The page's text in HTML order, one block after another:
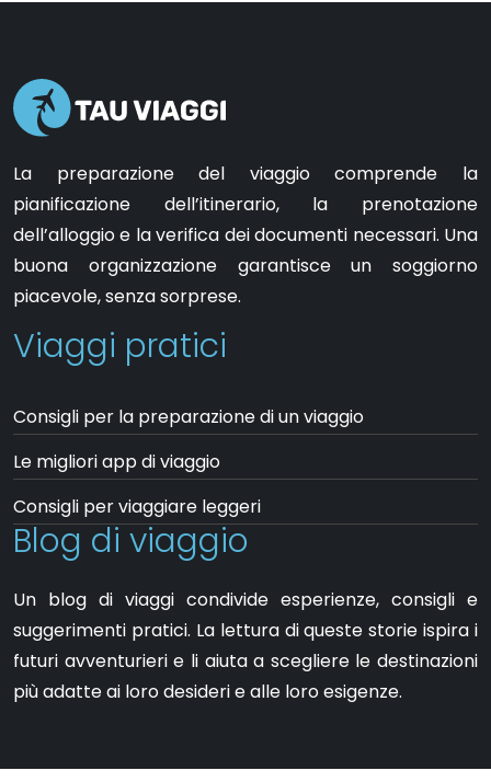
La preparazione del viaggio comprende la
pianificazione dell’itinerario, la prenotazione
dell’alloggio e la verifica dei documenti necessari. Una
buona organizzazione garantisce un soggiorno
piacevole, senza sorprese.
Viaggi pratici
Consigli per la preparazione di un viaggio
Le migliori app di viaggio
Consigli per viaggiare leggeri
Blog di viaggio
Un blog di viaggi condivide esperienze, consigli e
suggerimenti pratici. La lettura di queste storie ispira i
futuri avventurieri e li aiuta a scegliere le destinazioni
più adatte ai loro desideri e alle loro esigenze.